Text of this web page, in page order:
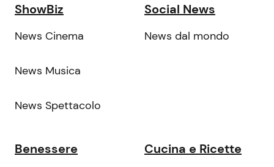
ShowBiz
News Cinema
News Musica
News Spettacolo
Social News
News dal mondo
Benessere Cucina e Ricette